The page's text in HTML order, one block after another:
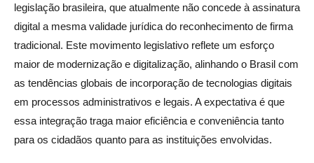
legislação brasileira, que atualmente não concede à assinatura
digital a mesma validade jurídica do reconhecimento de firma
tradicional. Este movimento legislativo reflete um esforço
maior de modernização e digitalização, alinhando o Brasil com
as tendências globais de incorporação de tecnologias digitais
em processos administrativos e legais. A expectativa é que
essa integração traga maior eficiência e conveniência tanto
para os cidadãos quanto para as instituições envolvidas.